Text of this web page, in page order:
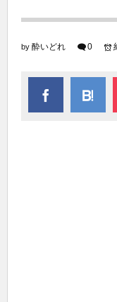
by 酔いどれ 0